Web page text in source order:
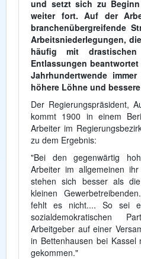
und setzt sich zu
weiter fort. Auf der
branchenübergreifende
Arbeitsniederlegungen,
häufig mit drastischen
Entlassungen
Jahrhundertwende
höhere Löhne und
Der Regierungspräsident,
kommt 1900 in einem
Arbeiter im
zu dem Ergebnis:
"Bei den gegenwärtig
Arbeiter im allgemeinen
stehen sich besser als
kleinen
fehlt es nicht.... So sei
sozialdemokratischen
Arbeitgeber auf einer
in Bettenhausen bei Kassel
gekommen."